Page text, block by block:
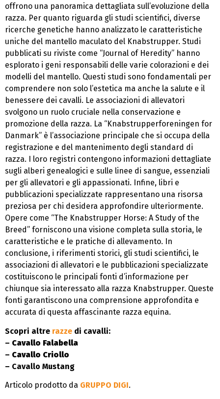
offrono una panoramica dettagliata sull’evoluzione della
razza. Per quanto riguarda gli studi scientifici, diverse
ricerche genetiche hanno analizzato le caratteristiche
uniche del mantello maculato del Knabstrupper. Studi
pubblicati su riviste come “Journal of Heredity” hanno
esplorato i geni responsabili delle varie colorazioni e dei
modelli del mantello. Questi studi sono fondamentali per
comprendere non solo l’estetica ma anche la salute e il
benessere dei cavalli. Le associazioni di allevatori
svolgono un ruolo cruciale nella conservazione e
promozione della razza. La “Knabstrupperforeningen for
Danmark” è l’associazione principale che si occupa della
registrazione e del mantenimento degli standard di
razza. I loro registri contengono informazioni dettagliate
sugli alberi genealogici e sulle linee di sangue, essenziali
per gli allevatori e gli appassionati. Infine, libri e
pubblicazioni specializzate rappresentano una risorsa
preziosa per chi desidera approfondire ulteriormente.
Opere come “The Knabstrupper Horse: A Study of the
Breed” forniscono una visione completa sulla storia, le
caratteristiche e le pratiche di allevamento. In
conclusione, i riferimenti storici, gli studi scientifici, le
associazioni di allevatori e le pubblicazioni specializzate
costituiscono le principali fonti d’informazione per
chiunque sia interessato alla razza Knabstrupper. Queste
fonti garantiscono una comprensione approfondita e
accurata di questa affascinante razza equina.
Scopri altre razze di cavalli:
– Cavallo Falabella
– Cavallo Criollo
– Cavallo Mustang
Articolo prodotto da GRUPPO DIGI.